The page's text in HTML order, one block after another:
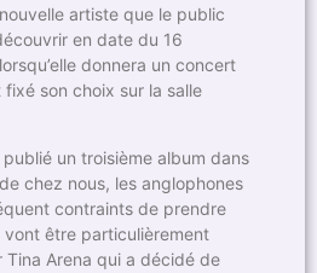
artiste que le public
en date du 16
donnera un concert
son choix sur la salle
un troisième album dans
chez nous, les anglophones
contraints de prendre
vont être particulièrement
Arena qui a décidé de